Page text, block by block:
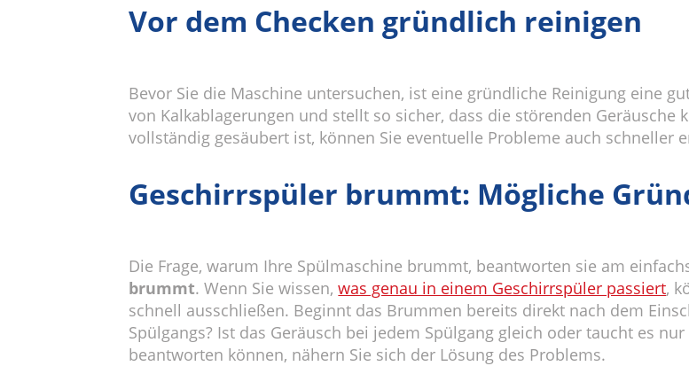
Vor dem Checken gründlich reinigen
Bevor Sie die Maschine untersuchen, ist eine gründliche Reinigung eine
von Kalkablagerungen und stellt so sicher, dass die störenden Geräusche
vollständig gesäubert ist, können Sie eventuelle Probleme auch schneller
Geschirrspüler brummt: Mögliche
Die Frage, warum Ihre Spülmaschine brummt, beantworten sie am
brummt. Wenn Sie wissen,was genau in einem Geschirrspüler passiert,
schnell ausschließen. Beginnt das Brummen bereits direkt nach dem
Spülgangs? Ist das Geräusch bei jedem Spülgang gleich oder taucht es
beantworten können, nähern Sie sich der Lösung des Problems.